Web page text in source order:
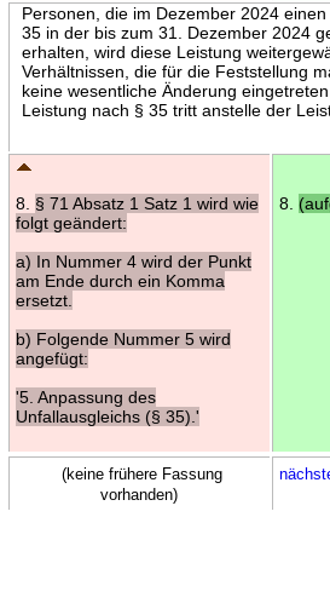
Personen, die im Dezember 2024
35 in der bis zum 31. Dezember 2024
erhalten, wird diese Leistung
Verhältnissen, die für die Feststellung
keine wesentliche Änderung
Leistung nach § 35 tritt anstelle der
8. § 71 Absatz 1 Satz 1 wird wie
folgt geändert:
a) In Nummer 4 wird der Punkt
am Ende durch ein Komma
ersetzt.
b) Folgende Nummer 5 wird
angefügt:
'5. Anpassung des
Unfallausgleichs (§ 35).'
8.
(keine frühere Fassung
vorhanden)